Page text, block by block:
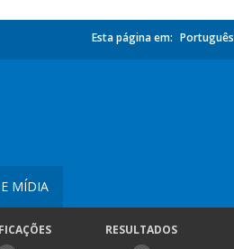
Esta página em: Português
MÍDIA
RESULTADOS